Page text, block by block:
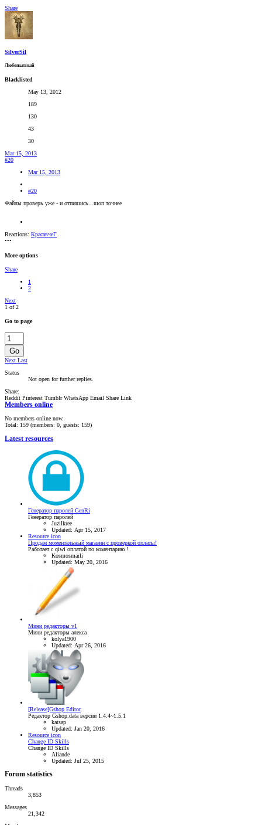
Share
SilverSil
Любопытный
Blacklisted
May 13, 2012
189
130
43
30
Mar 15, 2013
#20
Mar 15, 2013
#20
Файлы проверь уже - и отпишись...шоп точнее
Reactions: КрасавчеГ
•••
More options
Share
1
2
Next
1 of 2
Go to page
Go
Next Last
Status
Not open for further replies.
Share:
Reddit Pinterest Tumblr WhatsApp Email Share Link
Members online
No members online now.
Total: 159 (members: 0, guests: 159)
Latest resources
Генератор паролей GenRi
Генератор паролей
Juzilkree
Updated: Apr 15, 2017
Resource icon
Продам моментальный магазин с проверкой оплаты!
Работает с qiwi оплатой по коментарию !
Kosmosmarli
Updated: May 20, 2016
Мини редакторы v1
Мини редакторы алекса
kolya1900
Updated: Apr 26, 2016
[Release]Gshop Editor
Редактор Gshop.data версии 1.4.4~1.5.1
katsap
Updated: Jan 20, 2016
Resource icon
Change ID Skills
Change ID Skills
Aliande
Updated: Jul 25, 2015
Forum statistics
Threads
3,853
Messages
21,342